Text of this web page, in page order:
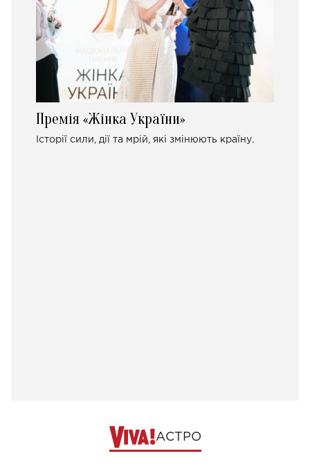
Премія «Жінка України»
Історії сили, дії та мрій, які змінюють країну.
АСТРО